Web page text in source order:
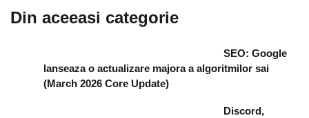
Din aceeasi categorie
SEO: Google
lanseaza o actualizare majora a algoritmilor sai
(March 2026 Core Update)
Discord,